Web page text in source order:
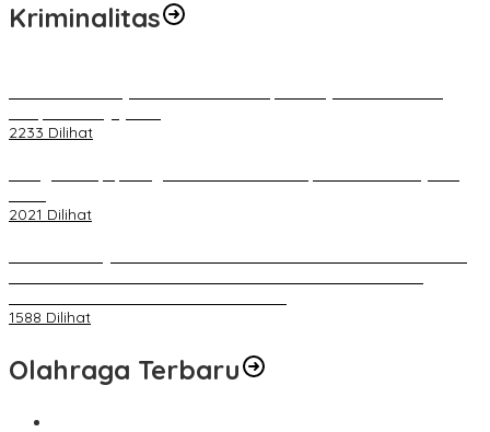
Kriminalitas
2233 Dilihat
2021 Dilihat
1588 Dilihat
Olahraga Terbaru